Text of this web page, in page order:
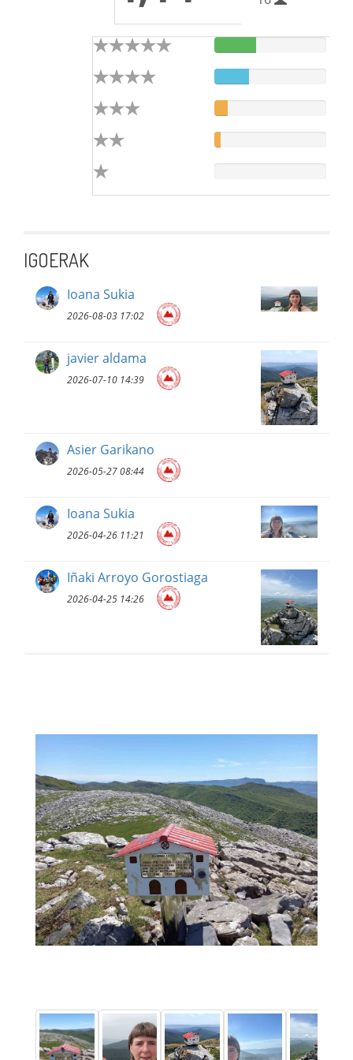
IGOERAK
Ioana Sukia
2026-08-03 17:02
javier aldama
2026-07-10 14:39
Asier Garikano
2026-05-27 08:44
Ioana Sukia
2026-04-26 11:21
Iñaki Arroyo Gorostiaga
2026-04-25 14:26